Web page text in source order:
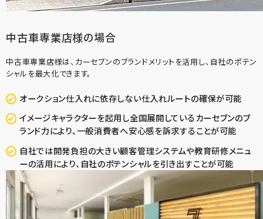
中古車専業店様の場合
中古車専業店様は、カーセブンのブランドメリットを活用し、自社のポテン
シャルを最大化できます。
オークション仕入れに依存しない仕入れルートの確保が可能
イメージキャラクターを起用し全国展開しているカーセブンのブ
ランド力により、一般消費者へ安心感を訴求することが可能
自社では開発負担の大きい顧客管理システムや教育研修メニュ
ーの活用により、自社のポテンシャルを引き出すことが可能